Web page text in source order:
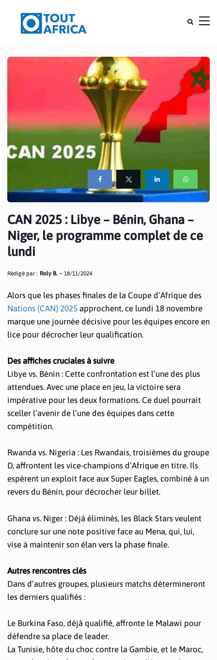
CAN 2025 : Libye – Bénin, Ghana –
Niger, le programme complet de ce
lundi
Rédigé par : Roly B. 18/11/2024
Alors que les phases finales de la Coupe d’Afrique des
Nations (CAN) 2025 approchent, ce lundi 18 novembre
marque une journée décisive pour les équipes encore en
lice pour décrocher leur qualification.
Des affiches cruciales à suivre
Libye vs. Bénin : Cette confrontation est l’une des plus
attendues. Avec une place en jeu, la victoire sera
impérative pour les deux formations. Ce duel pourrait
sceller l’avenir de l’une des équipes dans cette
compétition.
Rwanda vs. Nigeria : Les Rwandais, troisièmes du groupe
D, affrontent les vice-champions d’Afrique en titre. Ils
espèrent un exploit face aux Super Eagles, combiné à un
revers du Bénin, pour décrocher leur billet.
Ghana vs. Niger : Déjà éliminés, les Black Stars veulent
conclure sur une note positive face au Mena, qui, lui,
vise à maintenir son élan vers la phase finale.
Autres rencontres clés
Dans d’autres groupes, plusieurs matchs détermineront
les derniers qualifiés :
Le Burkina Faso, déjà qualifié, affronte le Malawi pour
défendre sa place de leader.
La Tunisie, hôte du choc contre la Gambie, et le Maroc,